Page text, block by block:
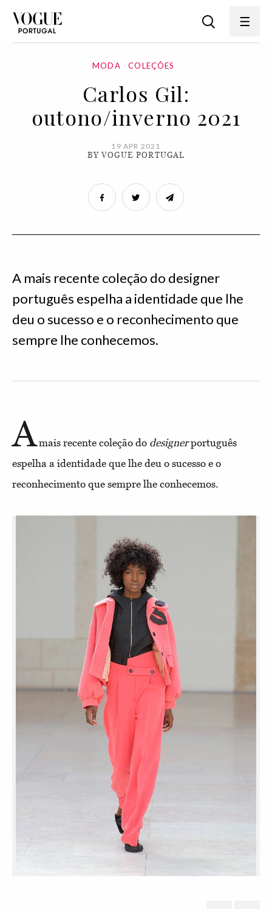
MODA COLEÇÕES
Carlos Gil:
outono/inverno 2021
19 APR 2021
BY VOGUE PORTUGAL
A mais recente coleção do designer
português espelha a identidade que lhe
deu o sucesso e o reconhecimento que
sempre lhe conhecemos.
Amais recente coleção do designerportuguês
espelha a identidade que lhe deu o sucesso e o
reconhecimento que sempre lhe conhecemos.